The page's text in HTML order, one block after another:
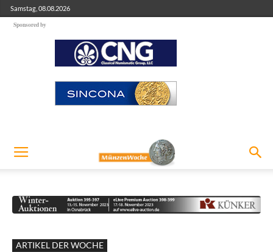
Samstag, 08.08.2026
Sponsored by
ARTIKEL DER WOCHE